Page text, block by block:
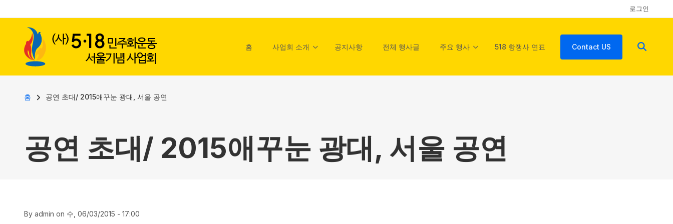
사용자 계정 메뉴 로그인
홈 사업회 소개 공지사항 전체 행사글 주요 행사 518 항쟁사 연표 Contact US
이동 경로
홈 공연 초대/ 2015애꾸눈 광대, 서울 공연
공연 초대/ 2015애꾸눈 광대, 서울 공연
By admin on 수, 06/03/2015 - 17:00